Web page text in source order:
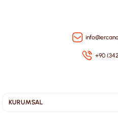
+90
KURUMSAL